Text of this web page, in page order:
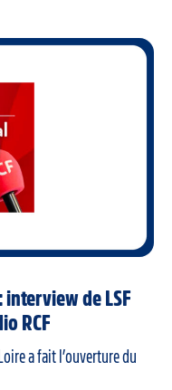
interview de LSF
RCF
a fait l’ouverture du